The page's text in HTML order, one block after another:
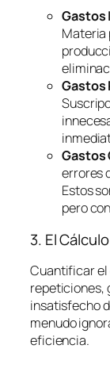
Gastos
Materia
Gastos
Gastos
errores
Estos
pero
3. El
Cuantificar el
repeticiones,
insatisfecho
menudo
eficiencia.